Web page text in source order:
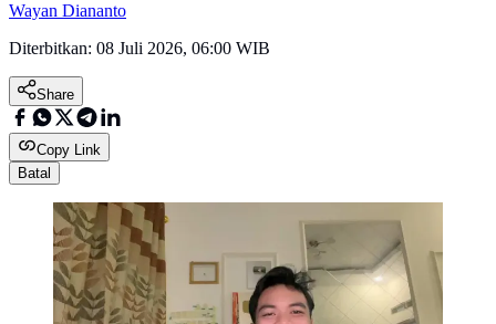
Wayan Diananto
Diterbitkan: 08 Juli 2026, 06:00 WIB
Share
Copy Link
Batal